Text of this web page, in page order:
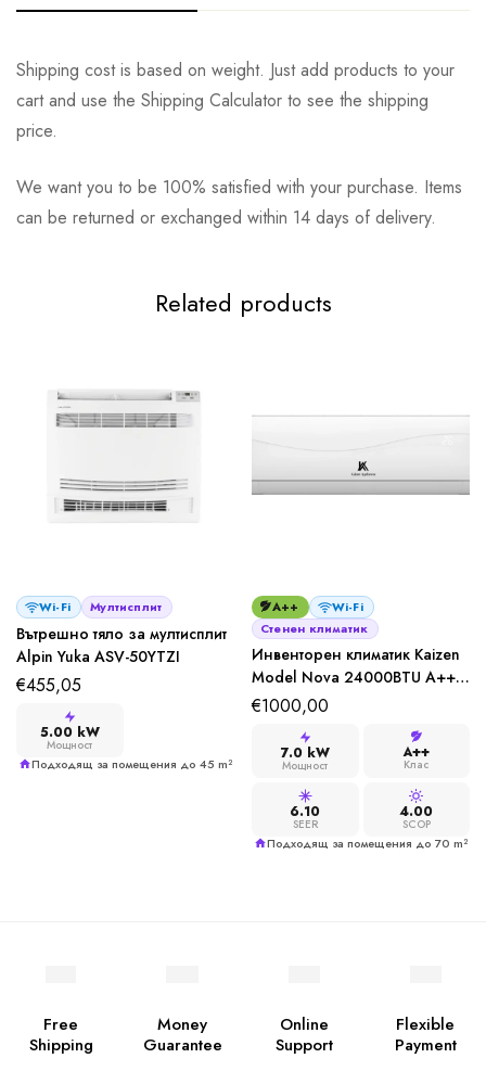
Shipping cost is based on weight. Just add products to your
cart and use the Shipping Calculator to see the shipping
price.
We want you to be 100% satisfied with your purchase. Items
can be returned or exchanged within 14 days of delivery.
Related products
Wi-Fi Мултисплит
Вътрешно тяло за мултисплит
Alpin Yuka ASV-50YTZI
€455,05
5.00 kW
Мощност
Подходящ за помещения до 45 m²
A++
Wi-Fi
Стенен климатик
Инвенторен климатик Kaizen
Model Nova 24000BTU A++
до -15°C Wi-Fi
€1000,00
7.0 kW
Мощност
A++
Клас
6.10
SEER
4.00
SCOP
Подходящ за помещения до 70 m²
Free
Shipping
Money
Guarantee
Online
Support
Flexible
Payment